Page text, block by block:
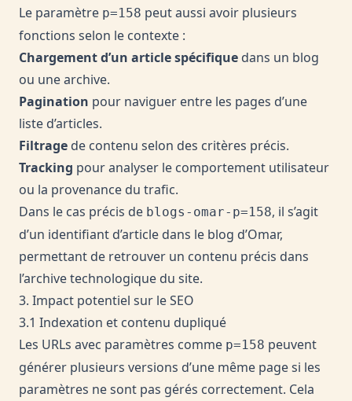
Le paramètre p=158 peut aussi avoir plusieurs
fonctions selon le contexte :
Chargement d’un article spécifique dans un blog
ou une archive.
Pagination pour naviguer entre les pages d’une
liste d’articles.
Filtrage de contenu selon des critères précis.
Tracking pour analyser le comportement utilisateur
ou la provenance du trafic.
Dans le cas précis de blogs-omar-p=158, il s’agit
d’un identifiant d’article dans le blog d’Omar,
permettant de retrouver un contenu précis dans
l’archive technologique du site.
3. Impact potentiel sur le SEO
3.1 Indexation et contenu dupliqué
Les URLs avec paramètres comme p=158 peuvent
générer plusieurs versions d’une même page si les
paramètres ne sont pas gérés correctement. Cela